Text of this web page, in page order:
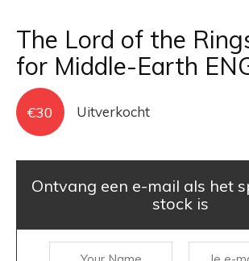
The Lord of the
for Middle-Earth
€30 Uitverkocht
Ontvang een e-mail als het
stock is